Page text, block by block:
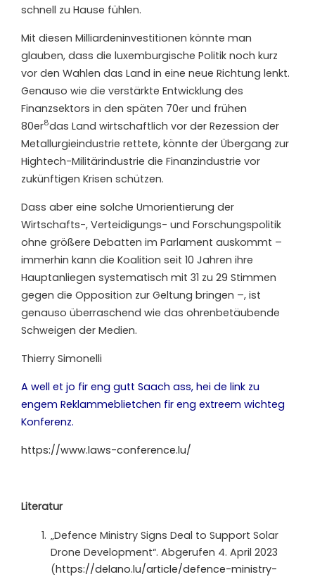
schnell zu Hause fühlen.
Mit diesen Milliardeninvestitionen könnte man
glauben, dass die luxemburgische Politik noch kurz
vor den Wahlen das Land in eine neue Richtung lenkt.
Genauso wie die verstärkte Entwicklung des
Finanzsektors in den späten 70er und frühen
80er8das Land wirtschaftlich vor der Rezession der
Metallurgieindustrie rettete, könnte der Übergang zur
Hightech-Militärindustrie die Finanzindustrie vor
zukünftigen Krisen schützen.
Dass aber eine solche Umorientierung der
Wirtschafts-, Verteidigungs- und Forschungspolitik
ohne größere Debatten im Parlament auskommt –
immerhin kann die Koalition seit 10 Jahren ihre
Hauptanliegen systematisch mit 31 zu 29 Stimmen
gegen die Opposition zur Geltung bringen –, ist
genauso überraschend wie das ohrenbetäubende
Schweigen der Medien.
Thierry Simonelli
A well et jo fir eng gutt Saach ass, hei de link zu
engem Reklammeblietchen fir eng extreem wichteg
Konferenz.
https://www.laws-conference.lu/
Literatur
„Defence Ministry Signs Deal to Support Solar
Drone Development“. Abgerufen 4. April 2023
(https://delano.lu/article/defence-ministry-